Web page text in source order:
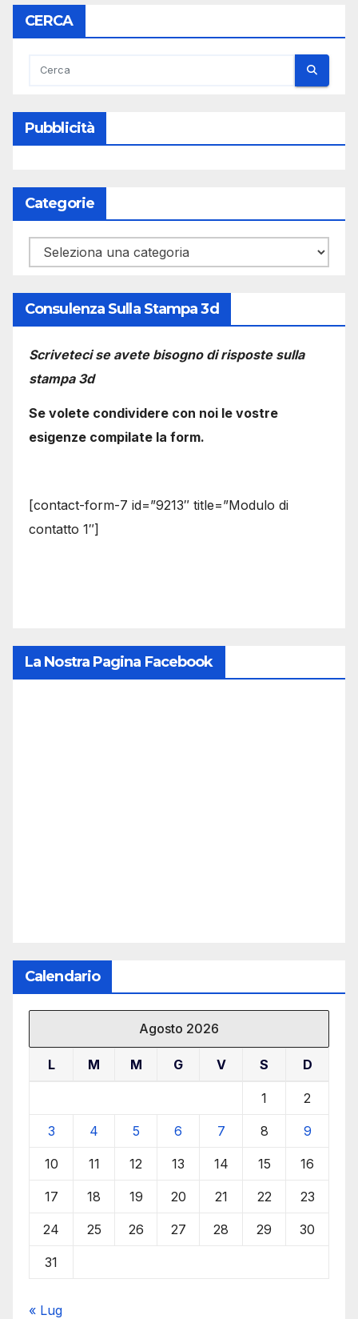
CERCA
Pubblicità
Categorie
Categorie
Consulenza Sulla Stampa 3d
Scriveteci se avete bisogno di risposte sulla
stampa 3d
Se volete condividere con noi le vostre
esigenze compilate la form.
[contact-form-7 id=”9213″ title=”Modulo di
contatto 1″]
La Nostra Pagina Facebook
Calendario
Agosto 2026
L M M G V S D
1 2
3 4 5 6 7 8 9
10 11 12 13 14 15 16
17 18 19 20 21 22 23
24 25 26 27 28 29 30
31
« Lug